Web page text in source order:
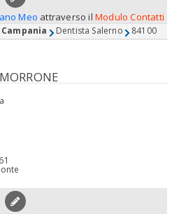
Meo attraverso ilModulo Contatti
Campania Dentista Salerno 84100